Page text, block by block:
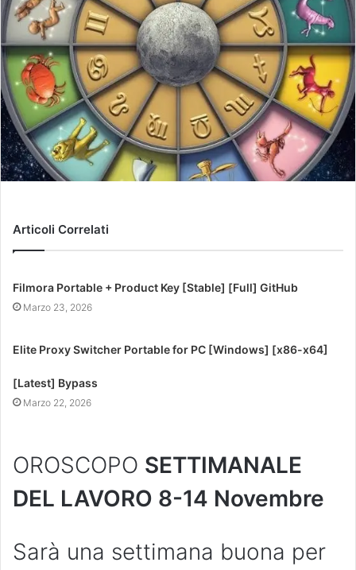
Articoli Correlati
Filmora Portable + Product Key [Stable] [Full] GitHub
Marzo 23, 2026
Elite Proxy Switcher Portable for PC [Windows] [x86-x64]
[Latest] Bypass
Marzo 22, 2026
OROSCOPO SETTIMANALE
DEL LAVORO 8-14 Novembre
Sarà una settimana buona per